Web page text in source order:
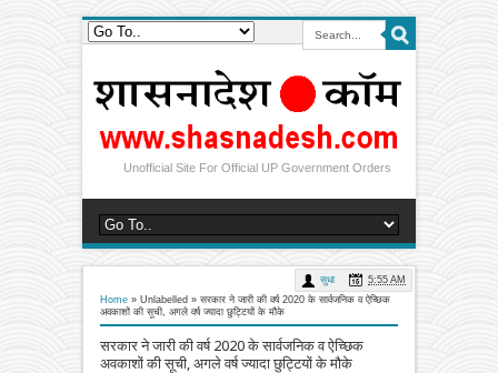
Unofficial Site For Official UP Government Orders
Home » Unlabelled » सरकार ने जारी की वर्ष 2020 के सार्वजनिक व ऐच्छिक
अवकाशों की सूची, अगले वर्ष ज्यादा छुट्टियों के मौके
सरकार ने जारी की वर्ष 2020 के सार्वजनिक व ऐच्छिक
अवकाशों की सूची, अगले वर्ष ज्यादा छुट्टियों के मौके
सुधा 5:55 AM